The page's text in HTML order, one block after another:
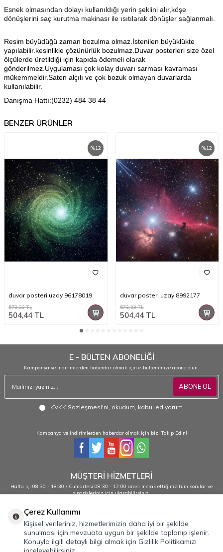
Esnek olmasından dolayı kullanıldığı yerin şeklini alır,köşe
dönüşlerini saç kurutma makinası ile ısıtılarak dönüşler sağlanmalı.
Resim büyüdüğü zaman bozulma olmaz.İstenilen büyüklükte
yapılabilir.kesinlikle çözünürlük bozulmaz.Duvar posterleri size özel
ölçülerde üretildiği için kapıda ödemeli olarak
gönderilmez.Uygulaması çok kolay duvarı sarması kavraması
mükemmeldir.Saten alçılı ve çok bozuk olmayan duvarlarda
kullanılabilir.
Danışma Hattı:(0232) 484 38 44
BENZER ÜRÜNLER
%12
duvar posteri uzay 96178019
573,23TL
504,44 TL
%12
duvar posteri uzay 8992177
573,23TL
504,44TL
E - BÜLTEN ABONELİĞİ
Kampanya ve indirimlerden haberdar olmak için e-bültenimize abone olun.
ABONE OL
KVKK Sözleşmesi'ni , okudum, kabul ediyorum.
Kampanya ve indirimlerden haberdar olmak için bizi Takip Edin!
MÜŞTERİ HİZMETLERİ
Hafta içi 08:30 - 18:30 / Cumartesi 08:30 - 17:00 arası merak ettiğiniz tüm sorular ve
siparişleriniz için ulaşabilirsiniz.
0232 484 38 44 - 0533 330 88 95
Önemli Bilgiler
Çerez Kullanımı
Kişisel verileriniz, hizmetlerimizin daha iyi bir şekilde
sunulması için mevzuata uygun bir şekilde toplanıp işlenir.
Konuyla ilgili detaylı bilgi almak için Gizlilik Politikamızı